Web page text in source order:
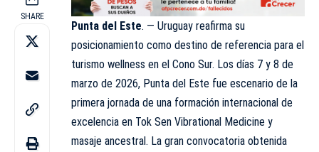
SHARE
Punta del Este. — Uruguay reafirma su
posicionamiento como destino de referencia para el
turismo wellness en el Cono Sur. Los días 7 y 8 de
marzo de 2026, Punta del Este fue escenario de la
primera jornada de una formación internacional de
excelencia en Tok Sen Vibrational Medicine y
masaje ancestral. La gran convocatoria obtenida